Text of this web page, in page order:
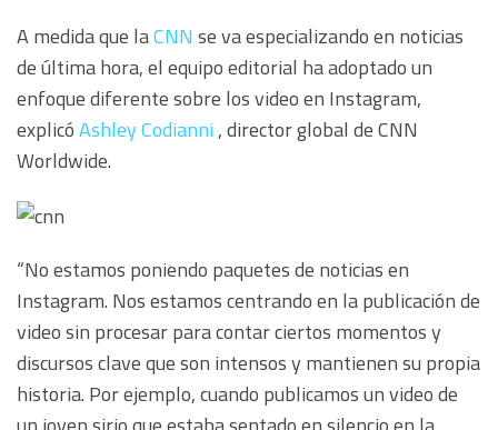
A medida que laCNN se va especializando en noticias
de última hora, el equipo editorial ha adoptado un
enfoque diferente sobre los video en Instagram,
explicóAshley Codianni, director global de CNN
Worldwide.
“No estamos poniendo paquetes de noticias en
Instagram. Nos estamos centrando en la publicación de
video sin procesar para contar ciertos momentos y
discursos clave que son intensos y mantienen su propia
historia. Por ejemplo, cuando publicamos un video de